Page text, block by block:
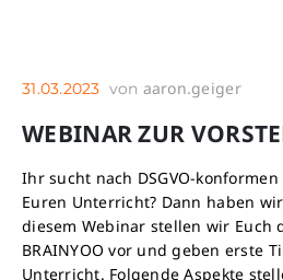
31.03.2023 von aaron.geiger
Ihr sucht nach DSGVO-
Euren Unterricht? Dann haben
diesem Webinar stellen wir
BRAINYOO vor und geben erste
Unterricht. Folgende Aspekte